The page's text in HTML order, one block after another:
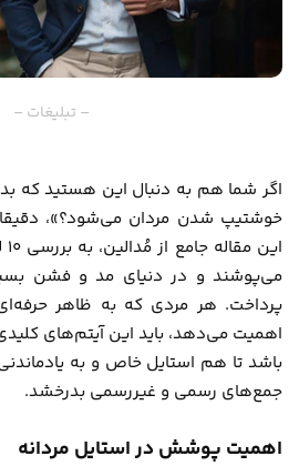
– تبلیغات –
اگر شما هم به دنبال این هستید که
خوشتیپ شدن مردان می‌شود؟»،
این مقاله جامع ازمُدالین
می‌پوشند و در دنیای مد و فشن
پرداخت. هر مردی که به ظاهر
اهمیت می‌دهد، باید این آیتم‌های
باشد تا هم استایل خاص و به
جمع‌های رسمی و غیررسمی بدرخشد.
اهمیت پوشش در استایل مردانه